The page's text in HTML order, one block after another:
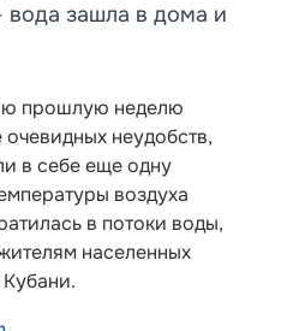
вода зашла в дома и
прошлую неделю
неудобств,
в себе еще одну
воздуха
в потоки воды,
населенных
Кубани.